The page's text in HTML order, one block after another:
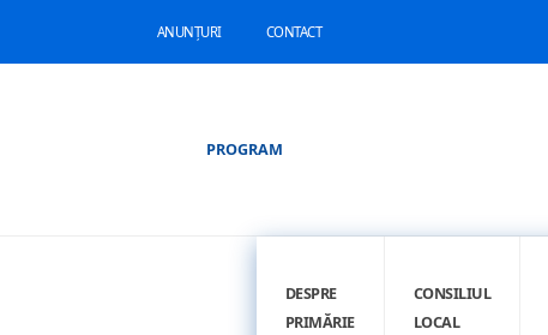
ANUNȚURI CONTACT
PROGRAM
DESPRE
PRIMĂRIE
CONSILIUL
LOCAL